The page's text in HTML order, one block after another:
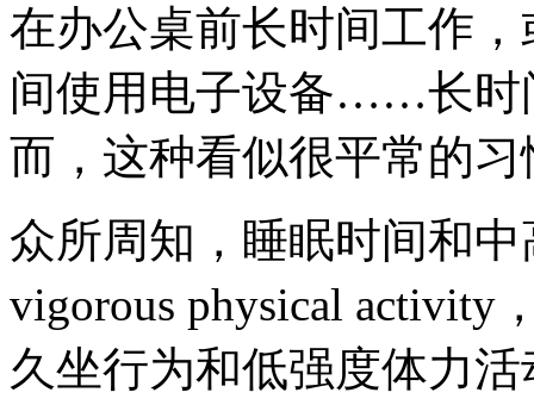
在办公桌前长时间工作
间使用电子设备……长时
而，这种看似很平常的
众所周知，睡眠时间和中
vigorous physical activity
久坐行为和低强度体力